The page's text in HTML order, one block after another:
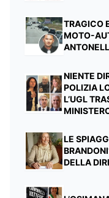
TRAGICO
MOTO-
NIENTE
POLIZIA
L’UGL
LE
DELLA